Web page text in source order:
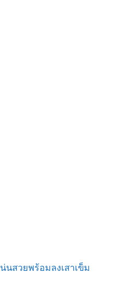
นสวยพร้อมลงเสาเข็ม